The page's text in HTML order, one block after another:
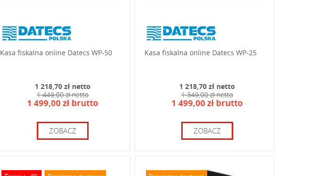
Kasa fiskalna online Datecs WP-50
1 218,70 zł netto
1 449,00 zł netto
1 499,00 zł brutto
ZOBACZ
Kasa fiskalna online Datecs WP-25
1 218,70 zł netto
1 349,00 zł netto
1 499,00 zł brutto
ZOBACZ